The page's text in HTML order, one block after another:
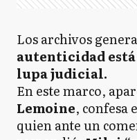
Los archivos
autenticidad
lupa judicial.
En este marco,
Lemoine, confesa
quien ante un